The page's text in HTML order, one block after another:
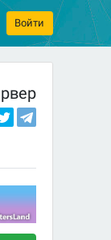
Войти